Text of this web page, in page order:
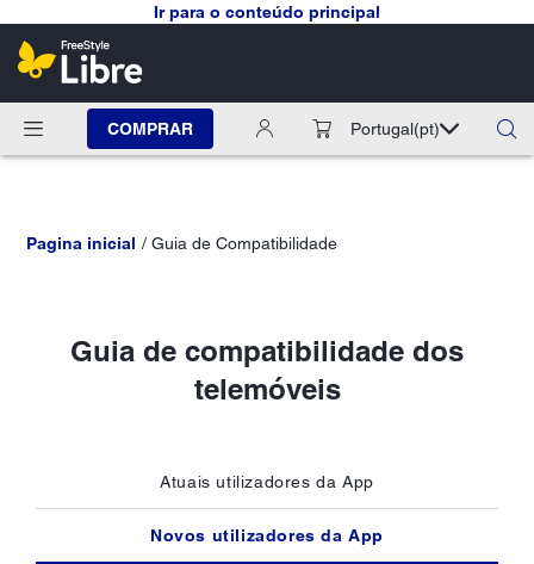
Ir para o conteúdo principal
COMPRAR Portugal(pt)
Pagina inicial Guia de Compatibilidade
Guia de compatibilidade dos
telemóveis
Atuais utilizadores da App
Novos utilizadores da App